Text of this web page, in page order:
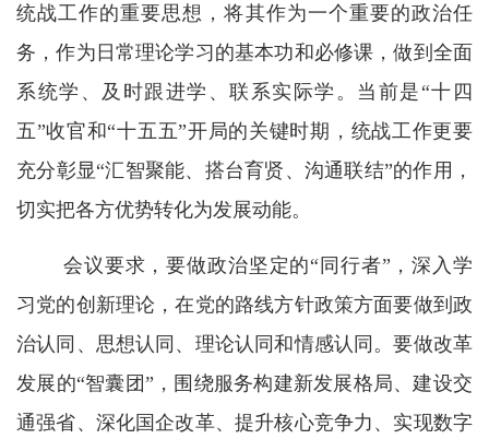
统战工作的重要思想，将其作为一个重要的政治任
务，作为日常理论学习的基本功和必修课，做到全面
系统学、及时跟进学、联系实际学。当前是“十四
五”收官和“十五五”开局的关键时期，统战工作更要
充分彰显“汇智聚能、搭台育贤、沟通联结”的作用，
切实把各方优势转化为发展动能。
会议要求，要做政治坚定的“同行者”，深入学
习党的创新理论，在党的路线方针政策方面要做到政
治认同、思想认同、理论认同和情感认同。要做改革
发展的“智囊团”，围绕服务构建新发展格局、建设交
通强省、深化国企改革、提升核心竞争力、实现数字